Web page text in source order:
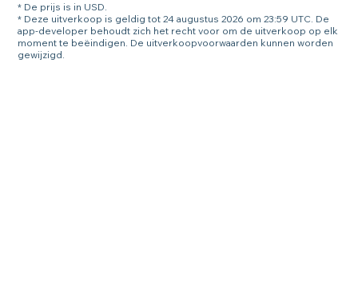
* De prijs is in USD.
* Deze uitverkoop is geldig tot 24 augustus 2026 om 23:59 UTC. De
app-developer behoudt zich het recht voor om de uitverkoop op elk
moment te beëindigen. De uitverkoopvoorwaarden kunnen worden
gewijzigd.